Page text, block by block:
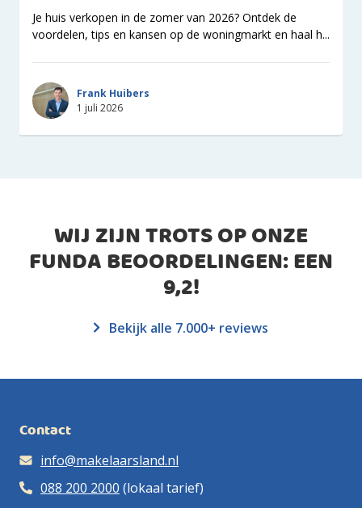
Je huis verkopen in de zomer van 2026? Ontdek de
voordelen, tips en kansen op de woningmarkt en haal h...
Frank Huibers
1 juli 2026
WIJ ZIJN TROTS OP ONZE
FUNDA BEOORDELINGEN: EEN
9,2!
Bekijk alle 7.000+ reviews
Contact
info@makelaarsland.nl
088 200 2000 (lokaal tarief)